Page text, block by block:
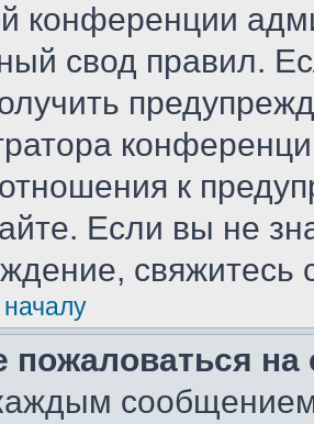
конференции
свод правил.
отношения к
Если вы не
пожаловаться
сообщением